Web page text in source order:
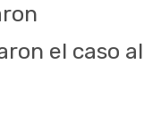
el caso al